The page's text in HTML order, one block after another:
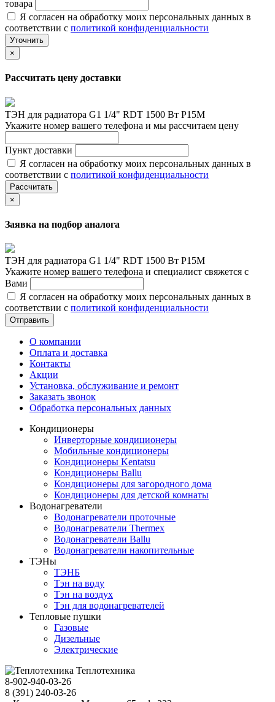
товара
Я согласен на обработку моих персональных данных в
соответствии с политикой конфиденциальности
Уточнить
×
Рассчитать цену доставки
ТЭН для радиатора G1 1/4" RDT 1500 Вт Р15М
Укажите номер вашего телефона и мы рассчитаем цену
Пункт доставки
Я согласен на обработку моих персональных данных в
соответствии с политикой конфиденциальности
Рассчитать
×
Заявка на подбор аналога
ТЭН для радиатора G1 1/4" RDT 1500 Вт Р15М
Укажите номер вашего телефона и специалист свяжется с
Вами
Я согласен на обработку моих персональных данных в
соответствии с политикой конфиденциальности
Отправить
О компании
Оплата и доставка
Контакты
Акции
Установка, обслуживание и ремонт
Заказать звонок
Обработка персональных данных
Кондиционеры
Инверторные кондиционеры
Мобильные кондиционеры
Кондиционеры Kentatsu
Кондиционеры Ballu
Кондиционеры для загородного дома
Кондиционеры для детской комнаты
Водонагреватели
Водонагреватели проточные
Водонагреватели Thermex
Водонагреватели Ballu
Водонагреватели накопительные
ТЭНы
ТЭНБ
Тэн на воду
Тэн на воздух
Тэн для водонагревателей
Тепловые пушки
Газовые
Дизельные
Электрические
Теплотехника
8-902-940-03-26
8 (391) 240-03-26